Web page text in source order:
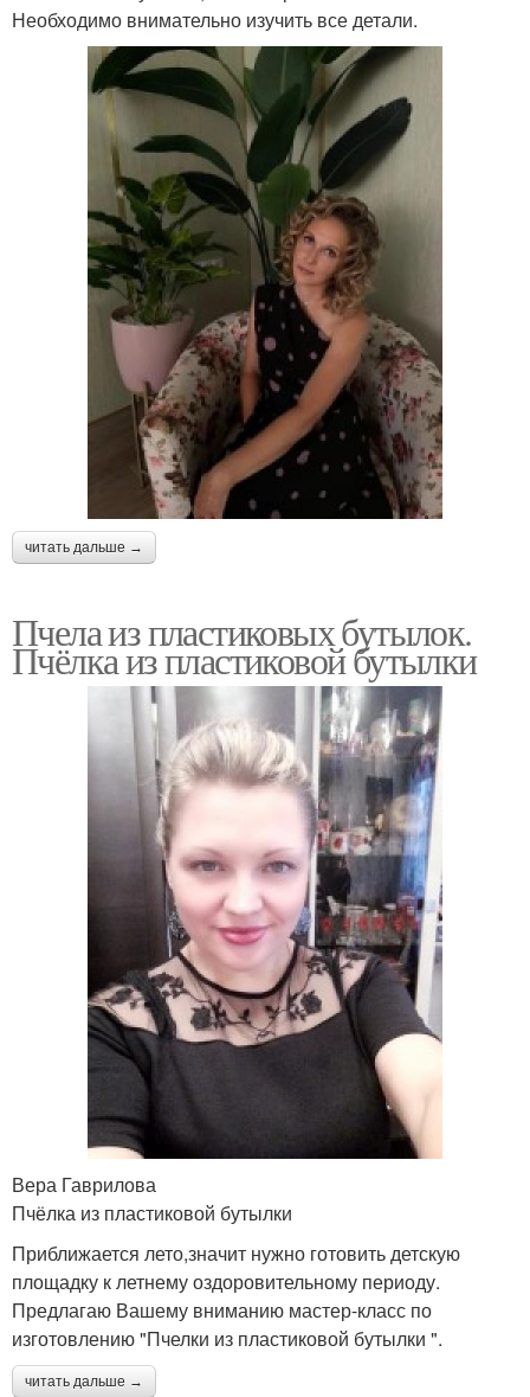
Необходимо внимательно изучить все детали.
читать дальше →
Пчела из пластиковых бутылок.
Пчёлка из пластиковой бутылки
Вера Гаврилова
Пчёлка из пластиковой бутылки
Приближается лето,значит нужно готовить детскую
площадку к летнему оздоровительному периоду.
Предлагаю Вашему вниманию мастер-класс по
изготовлению "Пчелки из пластиковой бутылки ".
читать дальше →